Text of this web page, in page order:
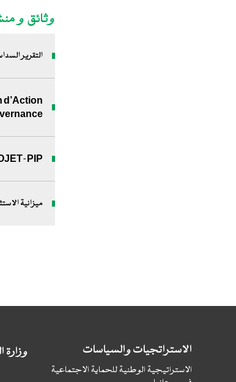
وثائق و
التقرير
d’Action
PIP
ميزانية
وزارة الاستراتجيات والسياسات
الاستراتيجية الوطنية للحماية الاجتماعية